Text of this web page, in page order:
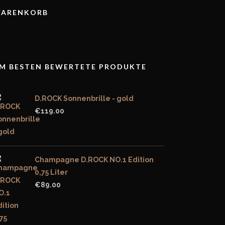
BESTEN BEWERTETE PRODUKTE
D.ROCK Sonnenbrille - gold
€119.00
Champagne D.ROCK NO.1 Edition
0,75 Liter
€89.00